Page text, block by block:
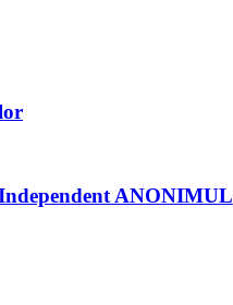
ANONIMUL